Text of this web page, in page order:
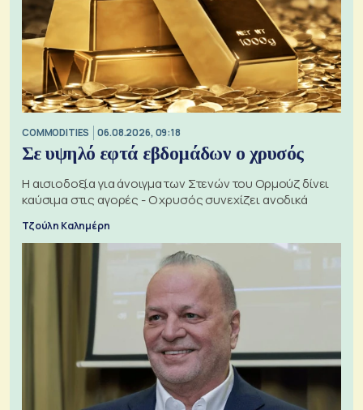
COMMODITIES 06.08.2026, 09:18
Σε υψηλό εφτά εβδομάδων ο χρυσός
Η αισιοδοξία για άνοιγμα των Στενών του Ορμούζ δίνει
καύσιμα στις αγορές - Ο χρυσός συνεχίζει ανοδικά
Τζούλη Καλημέρη